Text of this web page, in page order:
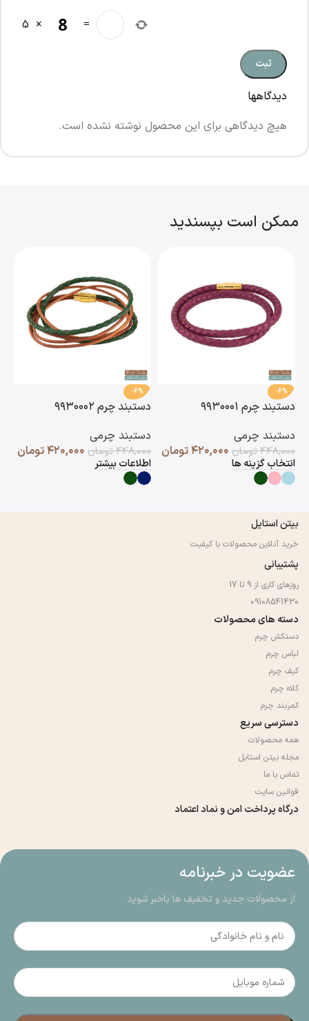
دیدگاهها
هیچ دیدگاهی برای این محصول نوشته نشده است.
5 × =
ممکن است بپسندید
-6%
دستبند چرم ۹۹۳۰۰۰۱
دستبند چرمی
۴۴۸,۰۰۰تومان ۴۲۰,۰۰۰تومان
انتخاب گزینه ها
-6%
دستبند چرم ۹۹۳۰۰۰۲
دستبند چرمی
۴۴۸,۰۰۰تومان ۴۲۰,۰۰۰تومان
اطلاعات بیشتر
بیتن استایل
خرید آنلاین محصولات با کیفیت
پشتیبانی
روزهای کاری از 9 تا 17
09108541430
دسته های محصولات
دستکش چرم
لباس چرم
کیف چرم
کلاه چرم
کمربند چرم
دسترسی سریع
همه محصولات
مجله بیتن استایل
تماس با ما
قوانین سایت
درگاه پرداخت امن و نماد اعتماد
عضویت در خبرنامه
از محصولات جدید و تخفیف ها باخبر شوید